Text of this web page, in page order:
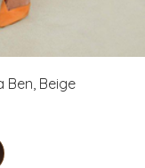
Ben, Beige